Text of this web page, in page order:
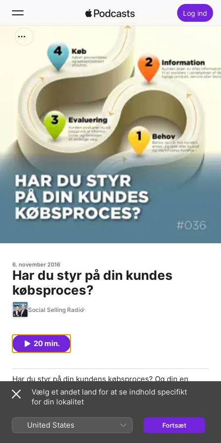
Log ind
Hjem
Nyt
Hitlister
6. november 2016
Har du styr på din kundes
købsproces?
Social Selling Radio
20 min.
Har du styr på din kundens købsproces? Og din en
salgsproces?
Episodewebside
Vælg et andet land for at se indhold specifikt
for din lokalitet
United States Fortsæt